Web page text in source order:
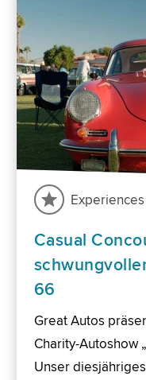
Experiences
Casual
66
Great Autos
Charity-Autoshow
Unser